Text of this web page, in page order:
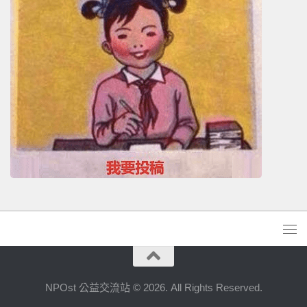
NPOst 公益交流站 © 2026. All Rights Reserved.